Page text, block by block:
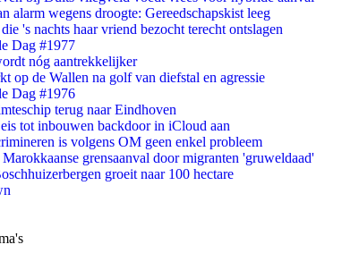
alarm wegens droogte: Gereedschapskist leeg
's nachts haar vriend bezocht terecht ontslagen
Dag #1977
nóg aantrekkelijker
op de Wallen na golf van diefstal en agressie
Dag #1976
terug naar Eindhoven
tot inbouwen backdoor in iCloud aan
is volgens OM geen enkel probleem
grensaanval door migranten 'gruweldaad'
groeit naar 100 hectare